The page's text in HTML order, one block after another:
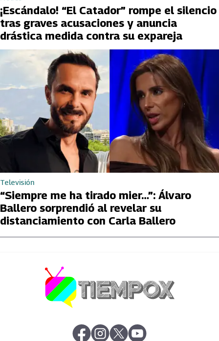
¡Escándalo! “El Catador” rompe el silencio
tras graves acusaciones y anuncia
drástica medida contra su expareja
Televisión
“Siempre me ha tirado mier…”: Álvaro
Ballero sorprendió al revelar su
distanciamiento con Carla Ballero
abre en nueva pestaña
abre en nueva pestaña
abre en nueva pestaña